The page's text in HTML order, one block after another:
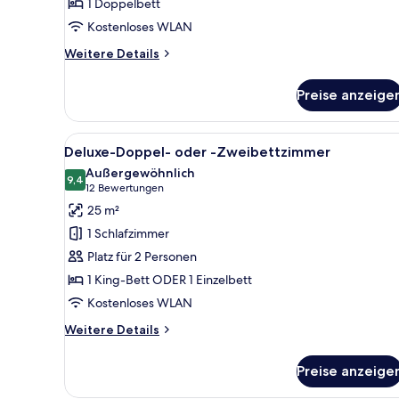
1 Doppelbett
Kostenloses WLAN
Weitere Details
Weitere
Room
Preise
Alle
Fotos
für
Deluxe-
Doppel-
oder
-
Zweibettzimmer
anzeigen
Ein modernes Hotelzimmer
4
Deluxe-Doppel- oder -Zweibettzimmer
9,49,4 von 10
Außergewöhnlich
12 Bewertungen
(12
Bewertungen)
25 m²
1 Schlafzimmer
Platz für 2 Personen
1 King-Bett ODER 1 Einzelbett
Kostenloses WLAN
Weitere Details
Weitere
Doppel-
Preise